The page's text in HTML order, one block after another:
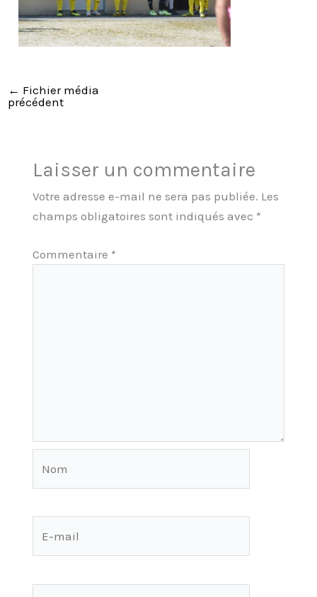
← Fichier média
précédent
Laisser un commentaire
Votre adresse e-mail ne sera pas publiée. Les
champs obligatoires sont indiqués avec *
Commentaire *